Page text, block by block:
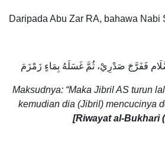
Daripada Abu Zar RA, bahawa Nabi
فَفَرَّجَ صَدْرِيْ، ثُمَّ غَسَلَهُ بِمَاءٍ زَمْزَمَ
Maksudnya: “Maka Jibril AS turun
kemudian dia (Jibril) mencucinya
[Riwayat al-Bukhari